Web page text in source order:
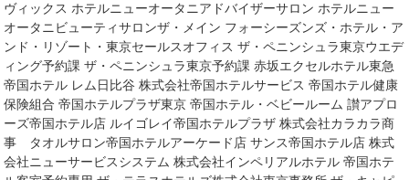
ヴィックス ホテルニューオータニアドバイザーサロン ホテルニュー
オータニビューティサロンザ・メイン フォーシーズンズ・ホテル・ア
ンド・リゾート・東京セールスオフィス ザ・ペニンシュラ東京ウエデ
ィング予約課 ザ・ペニンシュラ東京予約課 赤坂エクセルホテル東急
帝国ホテル レム日比谷 株式会社帝国ホテルサービス 帝国ホテル健康
保険組合 帝国ホテルプラザ東京 帝国ホテル・ベビールーム 讃アプロ
ーズ帝国ホテル店 ルイゴレイ帝国ホテルプラザ 株式会社カラカラ商
事 タオルサロン帝国ホテルアーケード店 サンス帝国ホテル店 株式
会社ニューサービスシステム 株式会社インペリアルホテル 帝国ホテ